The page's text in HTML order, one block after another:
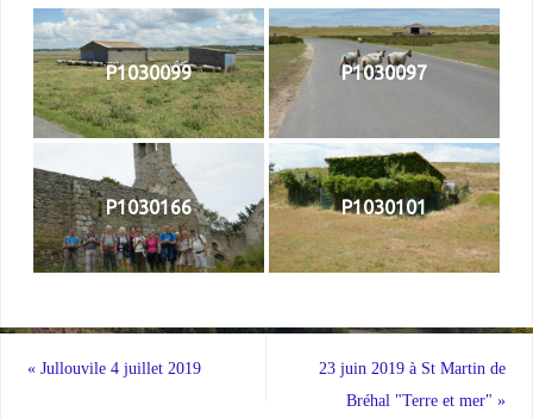
P1030099 P1030097
P1030166 P1030101
«Jullouvile 4 juillet 2019
23 juin 2019 à St Martin de
Bréhal "Terre et mer"»